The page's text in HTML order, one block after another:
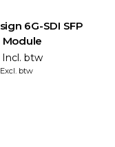
6G-SDI SFP
Module
Incl. btw
Excl. btw